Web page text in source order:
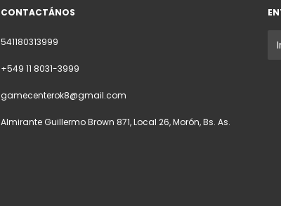
CONTACTÁNOS
541180313999
+549 11 8031-3999
gamecenterok8@gmail.com
Almirante Guillermo Brown 871, Local 26, Morón, Bs. As.